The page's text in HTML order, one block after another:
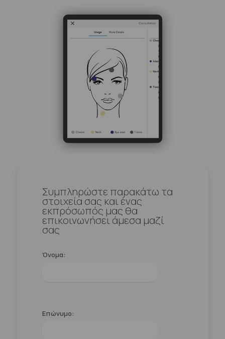
Συμπληρώστε παρακάτω τα
στοιχεία σας και ένας
εκπρόσωπός μας θα
επικοινωνήσει άμεσα μαζί
σας
Όνομα:
Επώνυμο: